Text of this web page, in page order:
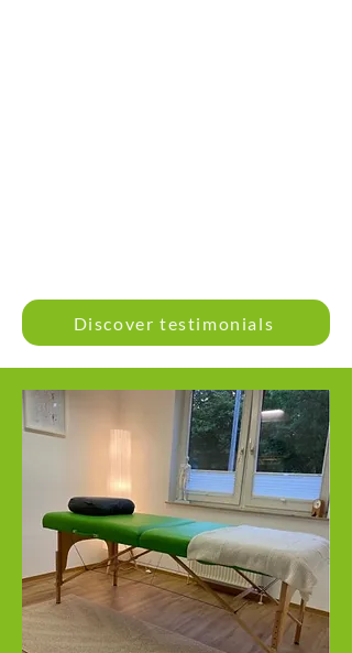
Discover testimonials